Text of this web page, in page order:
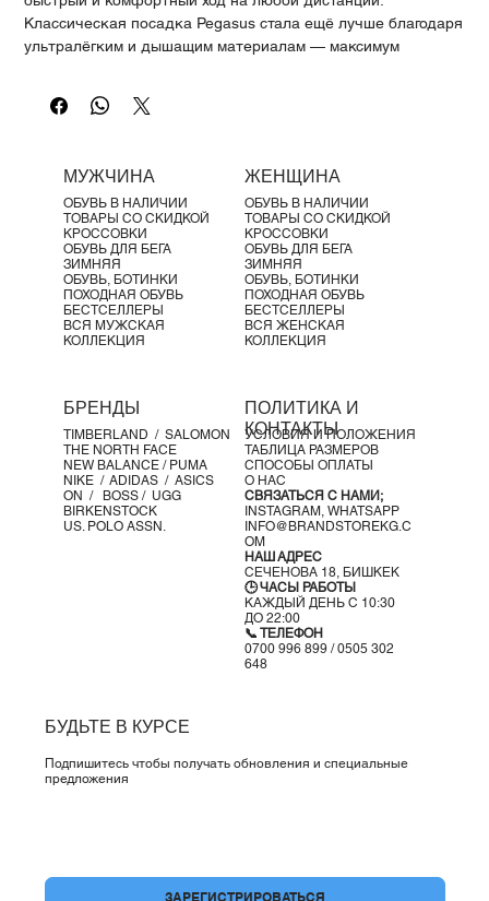
Классическая посадка Pegasus стала ещё лучше благодаря
ультралёгким и дышащим материалам — максимум
✔️ Тройная система амортизации: ZoomX + Air Zoom +
✔️ Плавный и динамичный перекат
✔️ Комфорт на длинных дистанциях
Технологии:
🚀 ZoomX — лёгкость и мощный возврат энергии
⚡ Air Zoom — упругость и динамика при каждом шаге
🛡 ReactX — стабильность и долговечность
Комфорт и посадка:
✔️ Дышащий трикотажный верх — отличная вентиляция
Подошва:
✔️ Waffle-подошва для сцепления и износостойкости
✔️ Зональный протектор для долговечности
Назначение:
🏃‍♀️ Бег по асфальту (Road Running)
Перепад пятка-носок:
✨ Максимальная энергия. Максимальный комфорт. Новый
МУЖЧИНА
ОБУВЬ В НАЛИЧИИ
ТОВАРЫ СО СКИДКОЙ
КРОССОВКИ
ОБУВЬ ДЛЯ БЕГА
ЗИМНЯЯ
ОБУВЬ, БОТИНКИ
ПОХОДНАЯ ОБУВЬ
БЕСТСЕЛЛЕРЫ
ВСЯ МУЖСКАЯ
КОЛЛЕКЦИЯ
ЖЕНЩИНА
ОБУВЬ В НАЛИЧИИ
ТОВАРЫ СО СКИДКОЙ
КРОССОВКИ
ОБУВЬ ДЛЯ БЕГА
ЗИМНЯЯ
ОБУВЬ, БОТИНКИ
ПОХОДНАЯ ОБУВЬ
БЕСТСЕЛЛЕРЫ
ВСЯ ЖЕНСКАЯ
КОЛЛЕКЦИЯ
БРЕНДЫ
TIMBERLAND / SALOMON
THE NORTH FACE
NEW BALANCE / PUMA
NIKE / ADIDAS / ASICS
ON / BOSS / UGG
BIRKENSTOCK
US. POLO ASSN.
ПОЛИТИКА И
КОНТАКТЫ
УСЛОВИЯ И ПОЛОЖЕНИЯ
ТАБЛИЦА РАЗМЕРОВ
СПОСОБЫ ОПЛАТЫ
О НАС
СВЯЗАТЬСЯ С НАМИ;
INSTAGRAM, WHATSAPP
INFO@BRANDSTOREKG.C
OM
НАШ АДРЕС
СЕЧЕНОВА 18, БИШКЕК
🕒 ЧАСЫ РАБОТЫ
КАЖДЫЙ ДЕНЬ С 10:30
ДО 22:00
📞 ТЕЛЕФОН
0700 996 899 / 0505 302
648
БУДЬТЕ В КУРСЕ
Подпишитесь чтобы получать обновления и специальные
предложения
ЗАРЕГИСТРИРОВАТЬСЯ